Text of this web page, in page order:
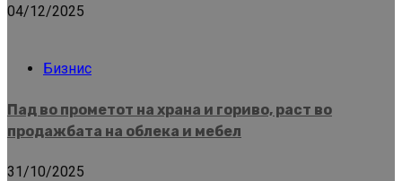
04/12/2025
Бизнис
Пад во прометот на храна и гориво, раст во
продажбата на облека и мебел
31/10/2025